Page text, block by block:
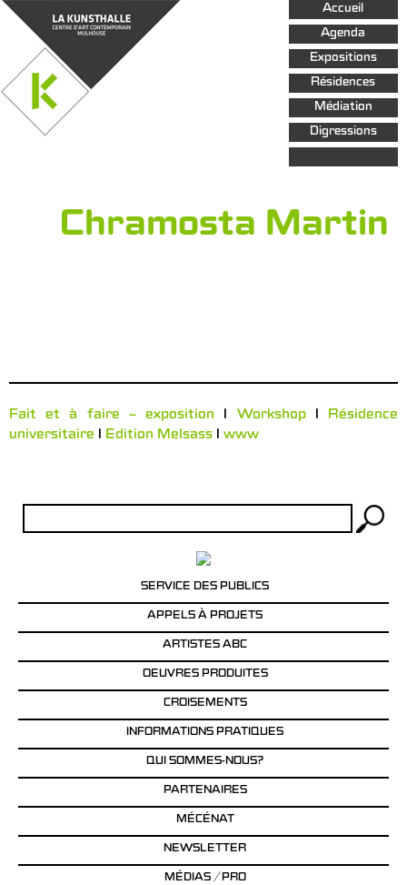
Aller au
contenu
principal
Accueil
Agenda
Expositions
Résidences
Médiation
Digressions
Chramosta Martin
Fait et à faire – exposition l Workshopl Résidence
universitaire l Edition Melsass l www
SERVICE DES PUBLICS
APPELS À PROJETS
ARTISTES ABC
OEUVRES PRODUITES
CROISEMENTS
INFORMATIONS PRATIQUES
QUI SOMMES-NOUS?
PARTENAIRES
MÉCÉNAT
NEWSLETTER
MÉDIAS / PRO